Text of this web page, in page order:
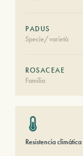
PADUS
Specie/varietà
ROSACEAE
Familia
Resistencia climática